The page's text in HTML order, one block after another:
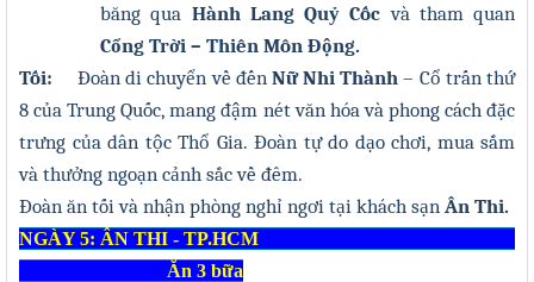
băng qua Hành Lang Quỷ Cốc và tham quan
Cổng Trời – Thiên Môn Động.
Tối: Đoàn di chuyển về đến Nữ Nhi Thành – Cổ trấn thứ
8 của Trung Quốc, mang đậm nét văn hóa và phong cách đặc
trưng của dân tộc Thổ Gia. Đoàn tự do dạo chơi, mua sắm
và thưởng ngoạn cảnh sắc về đêm.
Đoàn ăn tối và nhận phòng nghỉ ngơi tại khách sạn Ân Thi.
NGÀY 5: ÂN THI - TP.HCM
Ăn 3 bữa